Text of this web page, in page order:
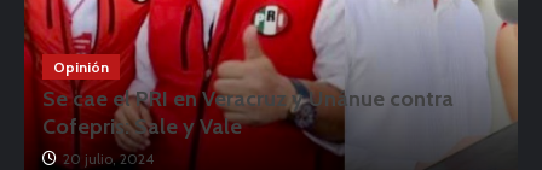
Opinión
Se cae el PRI en Veracruz y Unánue contra
Cofepris: Sale y Vale
20 julio, 2024